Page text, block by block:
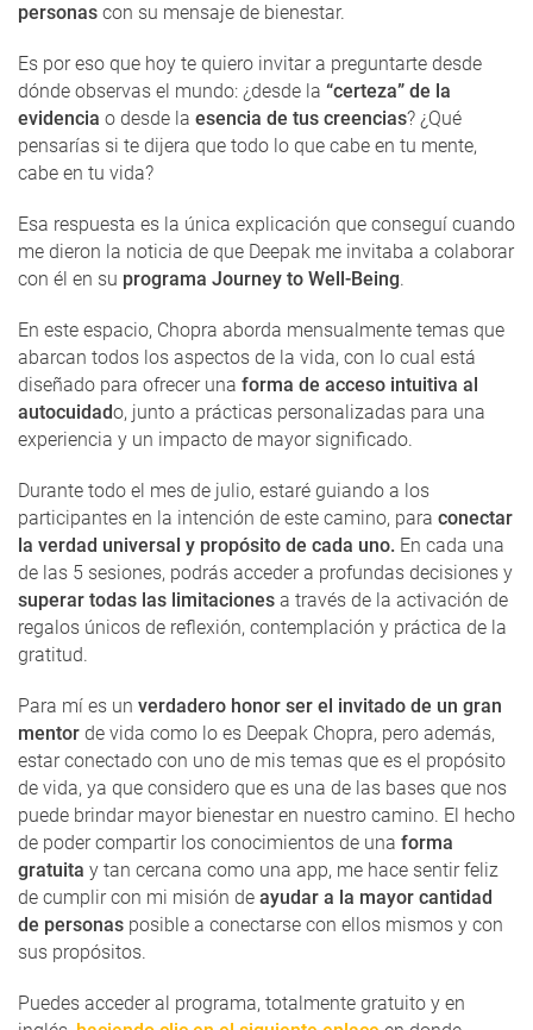
personas con su mensaje de bienestar.
Es por eso que hoy te quiero invitar a preguntarte desde
dónde observas el mundo: ¿desde la “certeza” de la
evidencia o desde la esencia de tus creencias? ¿Qué
pensarías si te dijera que todo lo que cabe en tu mente,
cabe en tu vida?
Esa respuesta es la única explicación que conseguí cuando
me dieron la noticia de que Deepak me invitaba a colaborar
con él en su programa Journey to Well-Being.
En este espacio, Chopra aborda mensualmente temas que
abarcan todos los aspectos de la vida, con lo cual está
diseñado para ofrecer una forma de acceso intuitiva al
autocuidado, junto a prácticas personalizadas para una
experiencia y un impacto de mayor significado.
Durante todo el mes de julio, estaré guiando a los
participantes en la intención de este camino, para conectar
la verdad universal y propósito de cada uno. En cada una
de las 5 sesiones, podrás acceder a profundas decisiones y
superar todas las limitaciones a través de la activación de
regalos únicos de reflexión, contemplación y práctica de la
gratitud.
Para mí es un verdadero honor ser el invitado de un gran
mentor de vida como lo es Deepak Chopra, pero además,
estar conectado con uno de mis temas que es el propósito
de vida, ya que considero que es una de las bases que nos
puede brindar mayor bienestar en nuestro camino. El hecho
de poder compartir los conocimientos de una forma
gratuita y tan cercana como una app, me hace sentir feliz
de cumplir con mi misión de ayudar a la mayor cantidad
de personas posible a conectarse con ellos mismos y con
sus propósitos.
Puedes acceder al programa, totalmente gratuito y en